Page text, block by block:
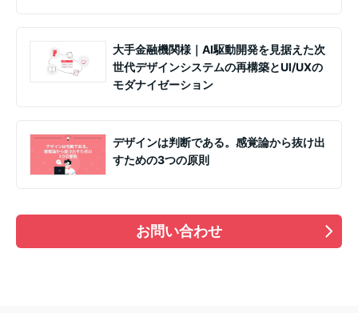
大手金融機関様｜AI駆動開発を見据えた次
世代デザインシステムの再構築とUI/UXの
モダナイゼーション
デザインは判断である。感覚論から抜け出
すための3つの原則
お問い合わせ